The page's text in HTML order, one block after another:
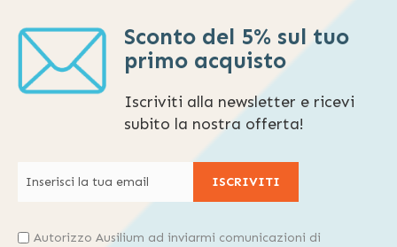
Sconto del 5% sul tuo
primo acquisto
Iscriviti alla newsletter e ricevi
subito la nostra offerta!
ISCRIVITI
Autorizzo Ausilium ad inviarmi comunicazioni di